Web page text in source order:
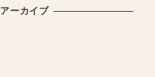
アーカイブ